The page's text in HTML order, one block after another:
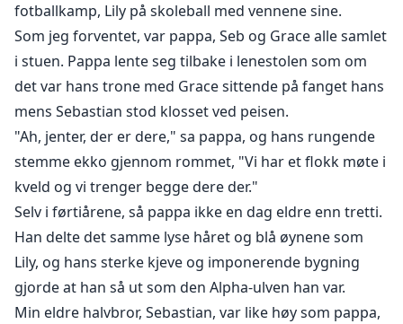
fotballkamp, Lily på skoleball med vennene sine.
Som jeg forventet, var pappa, Seb og Grace alle samlet
i stuen. Pappa lente seg tilbake i lenestolen som om
det var hans trone med Grace sittende på fanget hans
mens Sebastian stod klosset ved peisen.
"Ah, jenter, der er dere," sa pappa, og hans rungende
stemme ekko gjennom rommet, "Vi har et flokk møte i
kveld og vi trenger begge dere der."
Selv i førtiårene, så pappa ikke en dag eldre enn tretti.
Han delte det samme lyse håret og blå øynene som
Lily, og hans sterke kjeve og imponerende bygning
gjorde at han så ut som den Alpha-ulven han var.
Min eldre halvbror, Sebastian, var like høy som pappa,